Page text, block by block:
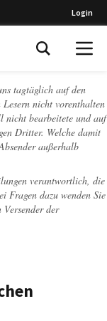
Login
tagtäglich auf den
Lesern nicht vorenthalten
nicht bearbeitete und auf
Dritter. Welche damit
außerhalb
verantwortlich, die
Fragen dazu wenden Sie
der